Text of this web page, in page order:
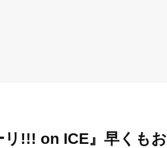
リ!!! on ICE』早くもお